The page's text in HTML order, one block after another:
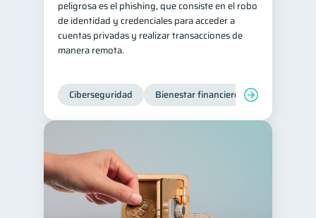
peligrosa es el phishing, que consiste en el robo
de identidad y credenciales para acceder a
cuentas privadas y realizar transacciones de
manera remota.
Ciberseguridad Bienestar financiero